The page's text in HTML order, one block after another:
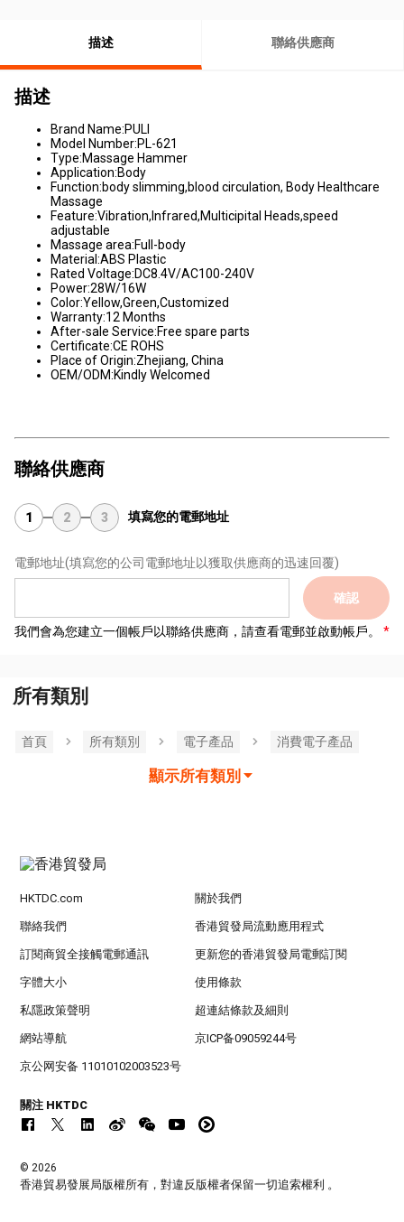
描述 聯絡供應商
描述
Brand Name:PULI
Model Number:PL-621
Type:Massage Hammer
Application:Body
Function:body slimming,blood circulation, Body Healthcare
Massage
Feature:Vibration,Infrared,Multicipital Heads,speed
adjustable
Massage area:Full-body
Material:ABS Plastic
Rated Voltage:DC8.4V/AC100-240V
Power:28W/16W
Color:Yellow,Green,Customized
Warranty:12 Months
After-sale Service:Free spare parts
Certificate:CE ROHS
Place of Origin:Zhejiang, China
OEM/ODM:Kindly Welcomed
聯絡供應商
1 2 3 填寫您的電郵地址
電郵地址(填寫您的公司電郵地址以獲取供應商的迅速回覆)
確認
我們會為您建立一個帳戶以聯絡供應商，請查看電郵並啟動帳戶。
所有類別
首頁 所有類別 電子產品 消費電子產品
顯示所有類別
HKTDC.com 關於我們
聯絡我們 香港貿發局流動應用程式
訂閱商貿全接觸電郵通訊 更新您的香港貿發局電郵訂閱
字體大小 使用條款
私隱政策聲明 超連結條款及細則
網站導航 京ICP备09059244号
京公网安备 11010102003523号
關注 HKTDC
© 2026
香港貿易發展局版權所有，對違反版權者保留一切追索權利 。